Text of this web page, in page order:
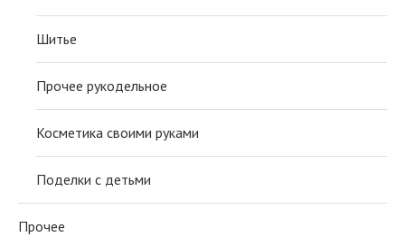
Шитье
Прочее рукодельное
Косметика своими руками
Поделки с детьми
Прочее